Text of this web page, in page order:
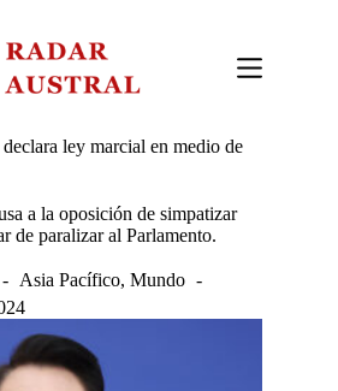
ley marcial en medio de
a la oposición de simpatizar
de paralizar al Parlamento.
Asia Pacífico, Mundo